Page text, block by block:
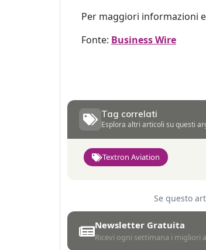
Per maggiori informazioni
Fonte: Business Wire
Tag correlati
Esplora altri articoli su questi
Textron Aviation
Se questo
Newsletter Gratuita
Ricevi ogni settimana i migliori